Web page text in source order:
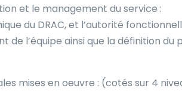
et le management du service :
du DRAC, et l’autorité
de l’équipe ainsi que la définition du
mises en oeuvre : (cotés sur 4